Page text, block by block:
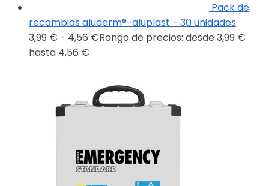
Pack de
recambios aluderm®-aluplast - 30 unidades
3,99 € - 4,56 €Rango de precios: desde 3,99 €
hasta 4,56 €